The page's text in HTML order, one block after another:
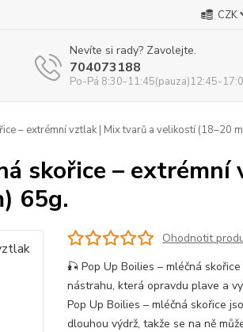
CZK
Nevíte si rady? Zavolejte.
704073188
Po-Pá 8:30-11:45(pauza)12:45-
– extrémní vztlak | Mix tvarů a velikostí (18–20
skořice –
65g.
Ohodnotit
🎣 Pop Up Boilies – mléčná
nástrahu, která opravdu plave a
Pop Up Boilies – mléčná skořice
dlouhou výdrž, takže se na ně